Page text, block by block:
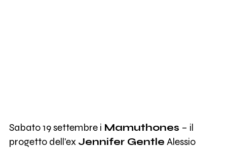
Sabato 19 settembre i Mamuthones – il
progetto dell'ex Jennifer Gentle Alessio